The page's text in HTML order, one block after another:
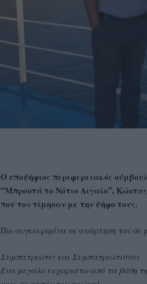
Ο υποψήφιος περιφερειακός
“Μπροστά το Νότιο Αιγαίο”,
που τον τίμησαν με την ψήφο τους.
Πιο συγκεκριμένα σε ανάρτηση του σε
Συμπατριώτες και Συμπατριώτισσες
Ένα μεγάλο ευχαριστώ από τα βάθη